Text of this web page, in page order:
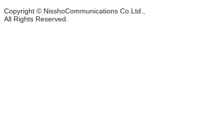
Copyright © NisshoCommunications Co.Ltd.,
All Rights Reserved.